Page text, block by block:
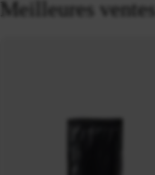
Meilleures ventes